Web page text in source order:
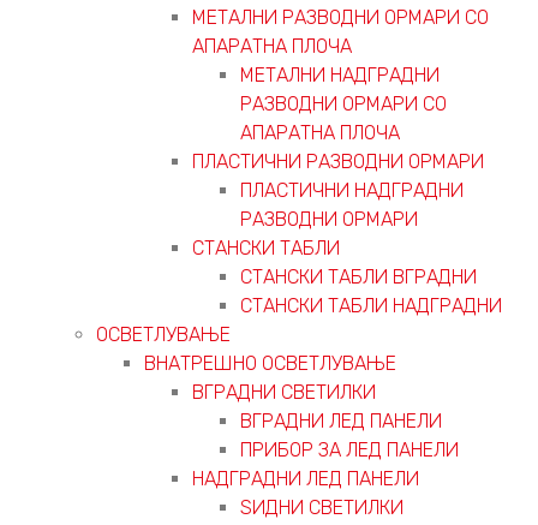
МЕТАЛНИ РАЗВОДНИ ОРМАРИ СО
АПАРАТНА ПЛОЧА
МЕТАЛНИ НАДГРАДНИ
РАЗВОДНИ ОРМАРИ СО
АПАРАТНА ПЛОЧА
ПЛАСТИЧНИ РАЗВОДНИ ОРМАРИ
ПЛАСТИЧНИ НАДГРАДНИ
РАЗВОДНИ ОРМАРИ
СТАНСКИ ТАБЛИ
СТАНСКИ ТАБЛИ ВГРАДНИ
СТАНСКИ ТАБЛИ НАДГРАДНИ
ОСВЕТЛУВАЊЕ
ВНАТРЕШНО ОСВЕТЛУВАЊЕ
ВГРАДНИ СВЕТИЛКИ
ВГРАДНИ ЛЕД ПАНЕЛИ
ПРИБОР ЗА ЛЕД ПАНЕЛИ
НАДГРАДНИ ЛЕД ПАНЕЛИ
ЅИДНИ СВЕТИЛКИ